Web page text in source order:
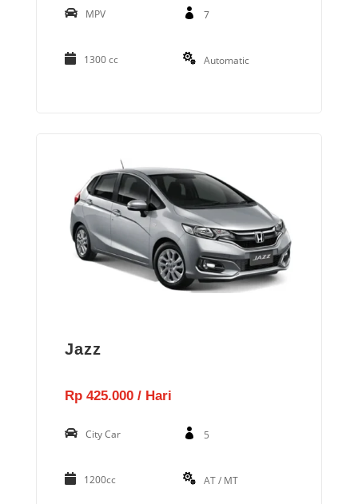
MPV 7
1300 cc Automatic
Jazz
Rp 425.000 / Hari
City Car 5
1200cc AT / MT